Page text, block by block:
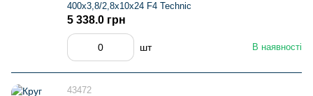
400x3,8/2,8x10x24 F4 Technic
В наявності
5 338.0 грн
шт
43472